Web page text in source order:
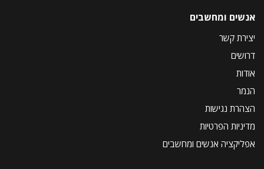
אנשים ומחשבים
יצירת קשר
דרושים
אודות
הנמר
הצהרת נגישות
מדיניות הפרטיות
אפליקציה אנשים ומחשבים